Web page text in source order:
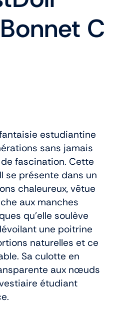
C
estudiantine
sans jamais
fascination. Cette
se présente dans un
chaleureux, vêtue
aux manches
qu’elle soulève
une poitrine
naturelles et ce
Sa culotte en
aux nœuds
étudiant